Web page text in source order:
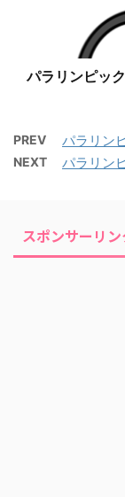
パラリンピッ
PREV パラリン
NEXT パラリン
スポンサーリン